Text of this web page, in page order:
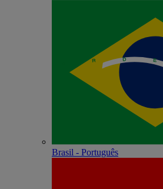
Brasil - Português